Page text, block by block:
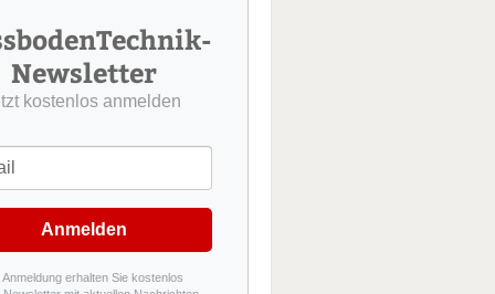
Newsletter
kostenlos anmelden
Anmelden
Anmeldung erhalten Sie kostenlos